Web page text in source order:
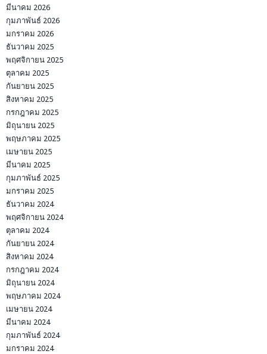
มีนาคม 2026
กุมภาพันธ์ 2026
มกราคม 2026
ธันวาคม 2025
พฤศจิกายน 2025
ตุลาคม 2025
กันยายน 2025
สิงหาคม 2025
กรกฎาคม 2025
มิถุนายน 2025
พฤษภาคม 2025
เมษายน 2025
มีนาคม 2025
กุมภาพันธ์ 2025
มกราคม 2025
ธันวาคม 2024
พฤศจิกายน 2024
ตุลาคม 2024
กันยายน 2024
สิงหาคม 2024
กรกฎาคม 2024
มิถุนายน 2024
พฤษภาคม 2024
เมษายน 2024
มีนาคม 2024
กุมภาพันธ์ 2024
มกราคม 2024